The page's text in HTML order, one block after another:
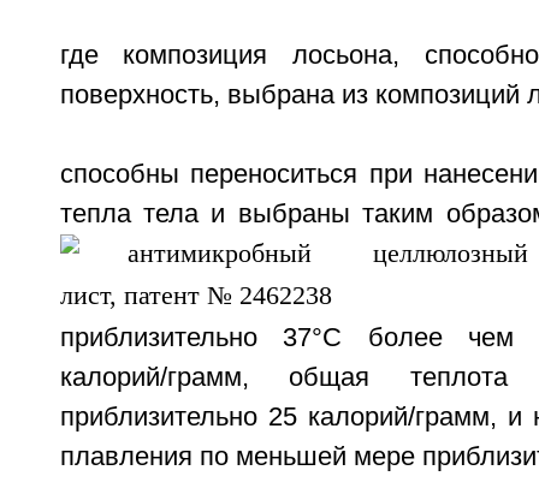
где композиция лосьона,
поверхность, выбрана из композиций
способны переноситься при
тепла тела и выбраны таким
приблизительно 37°С более чем
калорий/грамм, общая
приблизительно 25 калорий/грамм, и
плавления по меньшей мере